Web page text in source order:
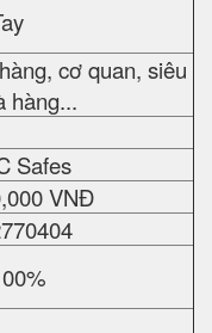
cơ quan, siêu
hàng...
Safes
VNĐ